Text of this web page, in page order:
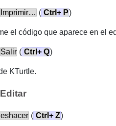
Imprimir… ( Ctrl + P)
el código que aparece en el
Salir ( Ctrl + Q)
KTurtle.
( Ctrl + Z)